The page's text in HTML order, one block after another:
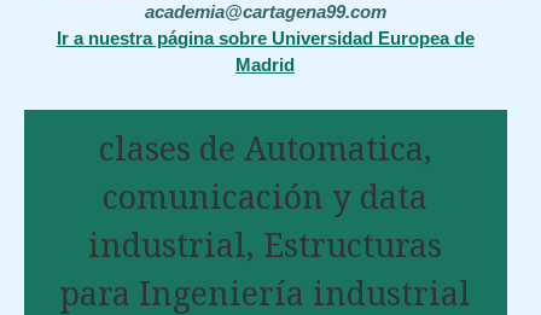
academia@cartagena99.com
Ir a nuestra página sobre Universidad Europea de
Madrid
clases de Automatica,
comunicación y data
industrial, Estructuras
para Ingeniería industrial